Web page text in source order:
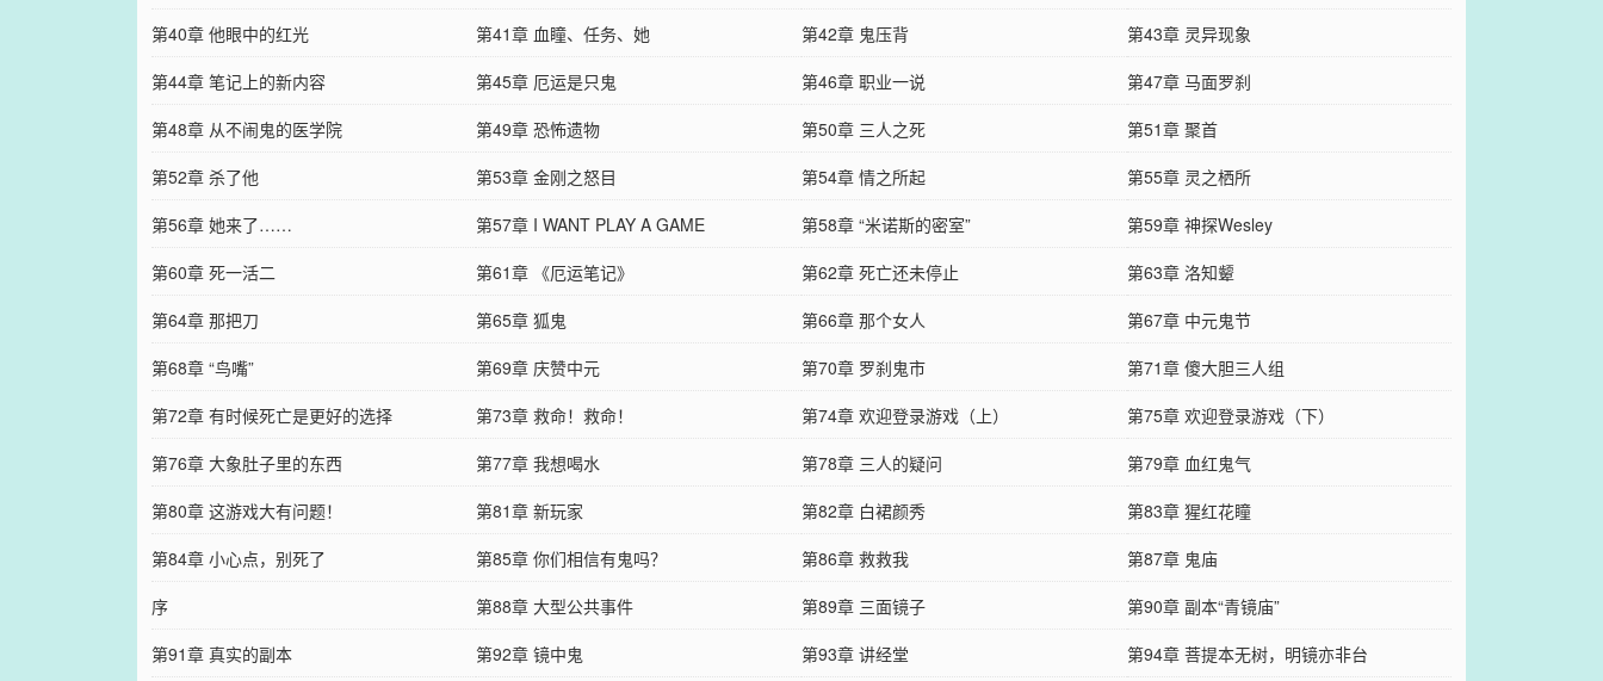
第40章 他眼中的红光
第41章 血瞳、任务、她 第42章 鬼压背
第43章 灵异现象
第44章 笔记上的新内容
第45章 厄运是只鬼 第46章 职业一说
第47章 马面罗刹
第48章 从不闹鬼的医学院
第49章 恐怖遗物 第50章 三人之死
第51章 聚首
第52章 杀了他
第53章 金刚之怒目 第54章 情之所起
第55章 灵之栖所
第56章 她来了……
第57章 I WANT PLAY A GAME 第58章 “米诺斯的密室”
第59章 神探Wesley
第60章 死一活二
第61章 《厄运笔记》 第62章 死亡还未停止
第63章 洛知颦
第64章 那把刀
第65章 狐鬼 第66章 那个女人
第67章 中元鬼节
第68章 “鸟嘴”
第69章 庆赞中元 第70章 罗刹鬼市
第71章 傻大胆三人组
第72章 有时候死亡是更好的选择
第73章 救命！救命！ 第74章 欢迎登录游戏（上）
第75章 欢迎登录游戏（下）
第76章 大象肚子里的东西
第77章 我想喝水 第78章 三人的疑问
第79章 血红鬼气
第80章 这游戏大有问题！
第81章 新玩家 第82章 白裙颜秀
第83章 猩红花瞳
第84章 小心点，别死了
第85章 你们相信有鬼吗？ 第86章 救救我
第87章 鬼庙
序
第88章 大型公共事件 第89章 三面镜子
第90章 副本“青镜庙”
第91章 真实的副本
第92章 镜中鬼 第93章 讲经堂 第94章 菩提本无树，明镜亦非台